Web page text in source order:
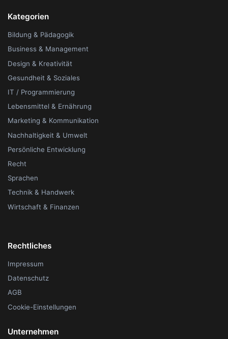
Kategorien
Bildung & Pädagogik
Business & Management
Design & Kreativität
Gesundheit & Soziales
IT / Programmierung
Lebensmittel & Ernährung
Marketing & Kommunikation
Nachhaltigkeit & Umwelt
Persönliche Entwicklung
Recht
Sprachen
Technik & Handwerk
Wirtschaft & Finanzen
Rechtliches
Impressum
Datenschutz
AGB
Cookie-Einstellungen
Unternehmen